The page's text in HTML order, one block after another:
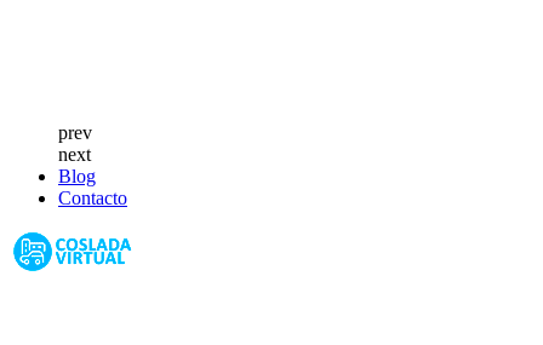
prev
next
Blog
Contacto